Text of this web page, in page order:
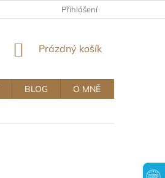
OBCHODNÍ A REKLAMAČNÍ PODMÍNKY
Přihlášení
NÁKUPNÍ
Prázdný košík
BLOG
O MNĚ